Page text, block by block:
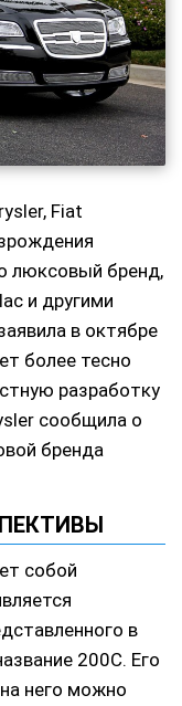
Fiat
люксовый бренд,
и другими
в октябре
более тесно
разработку
сообщила о
бренда
собой
в
200С. Его
него можно